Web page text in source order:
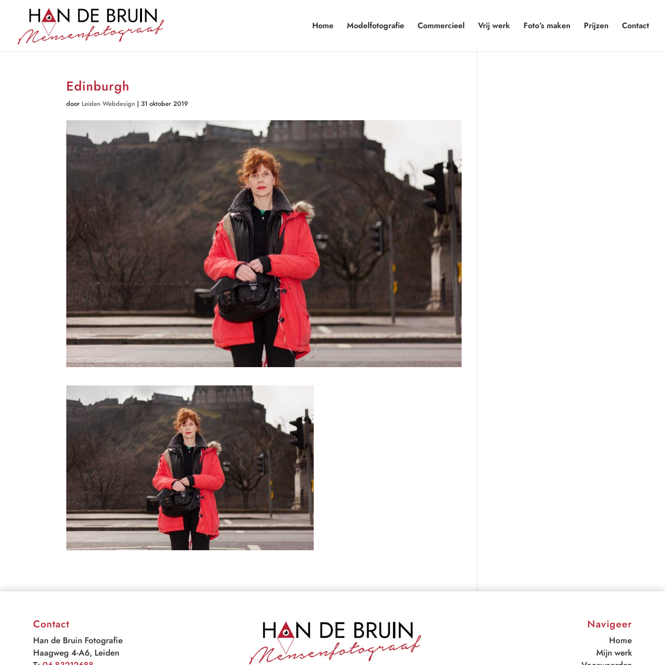
Home Modelfotografie Commercieel Vrij werk Foto’s maken Prijzen Contact
Edinburgh
door Leiden Webdesign |31 oktober 2019
Contact
Han de Bruin Fotografie
Haagweg 4-A6, Leiden
Navigeer
Home
Mijn werk